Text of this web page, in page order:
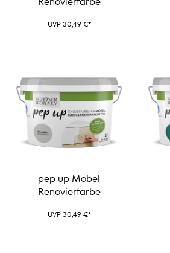
UVP 30,49 €*
pep up Möbel
Renovierfarbe
UVP 30,49 €*